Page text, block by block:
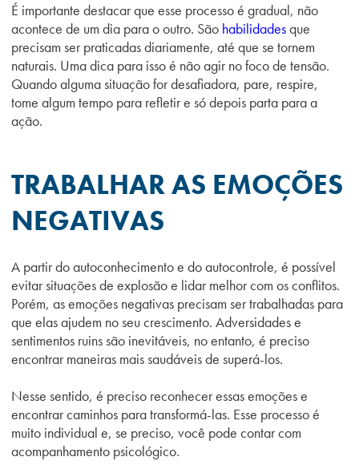
É importante destacar que esse processo é gradual, não
acontece de um dia para o outro. São habilidadesque
precisam ser praticadas diariamente, até que se tornem
naturais. Uma dica para isso é não agir no foco de tensão.
Quando alguma situação for desafiadora, pare, respire,
tome algum tempo para refletir e só depois parta para a
ação.
TRABALHAR AS EMOÇÕES
NEGATIVAS
A partir do autoconhecimento e do autocontrole, é possível
evitar situações de explosão e lidar melhor com os conflitos.
Porém, as emoções negativas precisam ser trabalhadas para
que elas ajudem no seu crescimento. Adversidades e
sentimentos ruins são inevitáveis, no entanto, é preciso
encontrar maneiras mais saudáveis de superá-los.
Nesse sentido, é preciso reconhecer essas emoções e
encontrar caminhos para transformá-las. Esse processo é
muito individual e, se preciso, você pode contar com
acompanhamento psicológico.